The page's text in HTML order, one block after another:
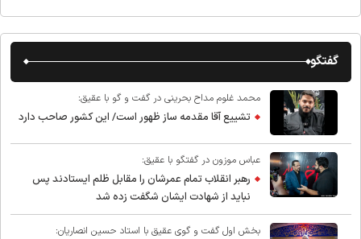
گفتگو
محمد غلوم مداح بحرینی در گفت و گو با عقیق:
تشییع آقا مقدمه ساز ظهور است/ این کشور صاحب دارد
عباس موزون در گفتگو با عقیق:
رهبر انقلاب تمام عمرشان را مقابل ظلم ایستادند پس
نباید از شهادت ایشان شگفت زده شد
بخش اول گفت و گوی عقیق با استاد حسین انصاریان: